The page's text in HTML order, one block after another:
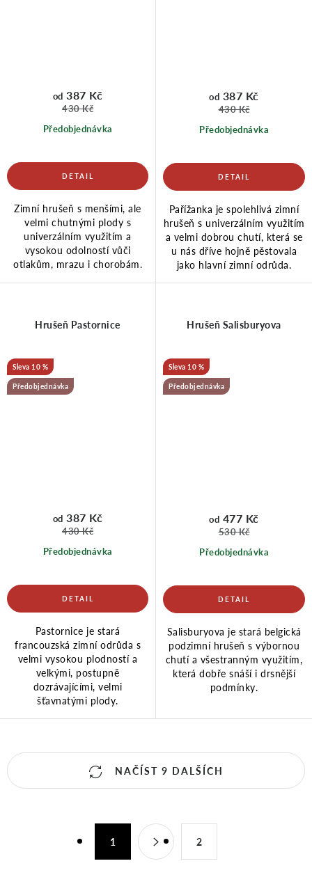
Předobjednávka
od 387 Kč
430 Kč
Zimní hrušeň s menšími, ale
velmi chutnými plody s
univerzálním využitím a
vysokou odolností vůči
otlakům, mrazu i chorobám.
Předobjednávka
od 387 Kč
430 Kč
Pařížanka je spolehlivá zimní
hrušeň s univerzálním využitím
a velmi dobrou chutí, která se
u nás dříve hojně pěstovala
jako hlavní zimní odrůda.
Hrušeň Pastornice
10 %
Předobjednávka
Předobjednávka
od 387 Kč
430 Kč
Pastornice je stará
francouzská zimní odrůda s
velmi vysokou plodností a
velkými, postupně
dozrávajícími, velmi
šťavnatými plody.
Hrušeň Salisburyova
10 %
Předobjednávka
Předobjednávka
od 477 Kč
530 Kč
Salisburyova je stará belgická
podzimní hrušeň s výbornou
chutí a všestranným využitím,
která dobře snáší i drsnější
podmínky.
O
NAČÍST 9 DALŠÍCH
1 2